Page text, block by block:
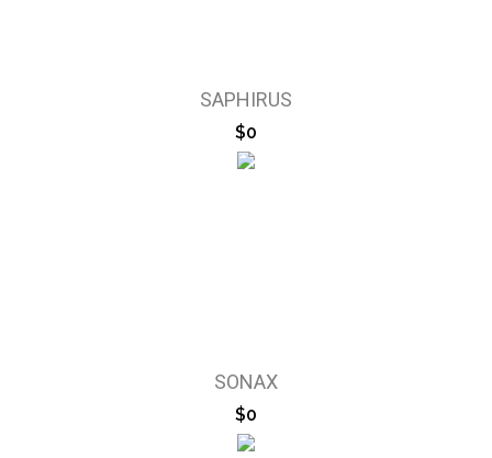
SAPHIRUS
$0
SONAX
$0